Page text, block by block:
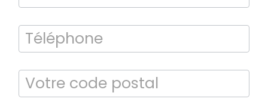
Bilan énergétique